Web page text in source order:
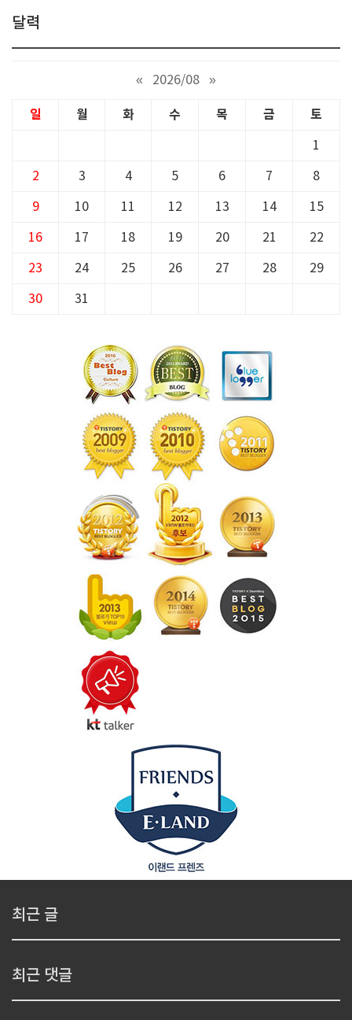
달력
« 2026/08 »
일 월 화 수 목 금 토
1
2 3 4 5 6 7 8
9 10 11 12 13 14 15
16 17 18 19 20 21 22
23 24 25 26 27 28 29
30 31
최근 글
최근 댓글